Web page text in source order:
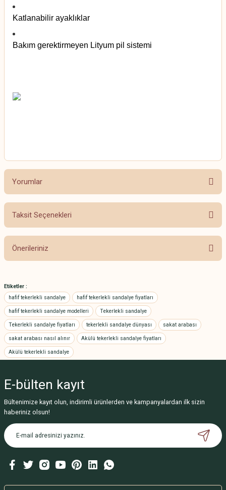
Katlanabilir ayaklıklar
Bakım gerektirmeyen Lityum pil sistemi
Yorumlar
Bu ürüne ilk yorumu siz yapın!
Taksit Seçenekleri
Önerileriniz
yetersiz gördüğünüz noktaları öneri formunu kullanarak tarafımıza
iletebilirsiniz.
Görüş ve önerileriniz için teşekkür ederiz.
Ürün resmi kalitesiz, bozuk veya görüntülenemiyor.
Ürün açıklamasında eksik bilgiler bulunuyor.
Ürün bilgilerinde hatalar bulunuyor.
Bu ürüne benzer farklı alternatifler olmalı.
Etiketler :
hafif tekerlekli sandalye
hafif tekerlekli sandalye fiyatları
hafif tekerlekli sandalye modelleri Tekerlekli sandalye
Tekerlekli sandalye fiyatları tekerlekli sandalye dünyası sakat arabası
sakat arabası nasıl alınır Akülü tekerlekli sandalye fiyatları
Akülü tekerlekli sandalye
E-bülten kayıt
Bültenimize kayıt olun, indirimli ürünlerden ve kampanyalardan ilk sizin
haberiniz olsun!